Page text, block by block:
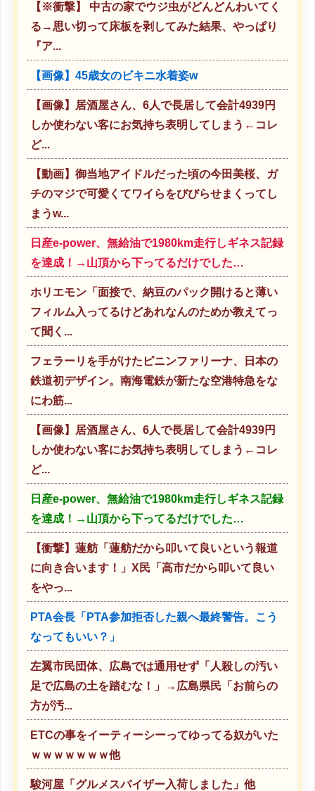
【※衝撃】 中古の家でウジ虫がどんどんわいてく
る→思い切って床板を剥してみた結果、やっぱり
『ア...
【画像】45歳女のビキニ水着姿w
【画像】居酒屋さん、6人で長居して会計4939円
しか使わない客にお気持ち表明してしまう←コレ
ど...
【動画】御当地アイドルだった頃の今田美桜、ガ
チのマジで可愛くてワイらをびびらせまくってし
まうw...
日産e-power、無給油で1980km走行しギネス記録
を達成！→山頂から下ってるだけでした…
ホリエモン「面接で、納豆のパック開けると薄い
フィルム入ってるけどあれなんのためか教えてっ
て聞く...
フェラーリを手がけたピニンファリーナ、日本の
鉄道初デザイン。南海電鉄が新たな空港特急をな
にわ筋...
【画像】居酒屋さん、6人で長居して会計4939円
しか使わない客にお気持ち表明してしまう←コレ
ど...
日産e-power、無給油で1980km走行しギネス記録
を達成！→山頂から下ってるだけでした…
【衝撃】蓮舫「蓮舫だから叩いて良いという報道
に向き合います！」X民「高市だから叩いて良い
をやっ...
PTA会長「PTA参加拒否した親へ最終警告。こう
なってもいい？」
左翼市民団体、広島では通用せず「人殺しの汚い
足で広島の土を踏むな！」→広島県民「お前らの
方が汚...
ETCの事をイーティーシーってゆってる奴がいた
ｗｗｗｗｗｗｗ他
駿河屋「グルメスパイザー入荷しました」他